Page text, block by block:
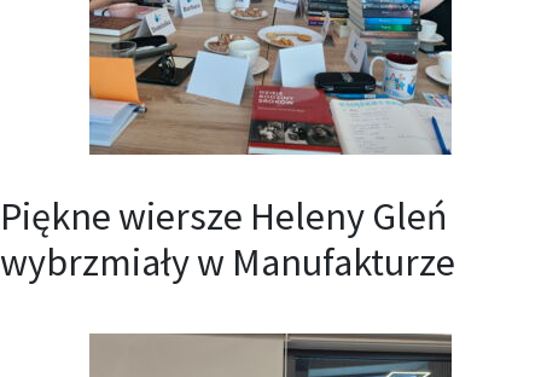
Piękne wiersze Heleny Gleń
wybrzmiały w Manufakturze